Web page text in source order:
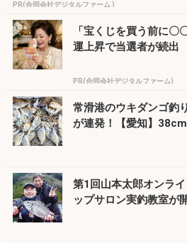
PR(合同会社デジタルファーム )
「宝くじを買う前に〇
運上昇で当選者が続出
PR(合同会社デジタルファーム)
常滑港のウキダンゴ釣
が連発！【愛知】
第1回山本太郎オンラ
ップサロン実釣教室が